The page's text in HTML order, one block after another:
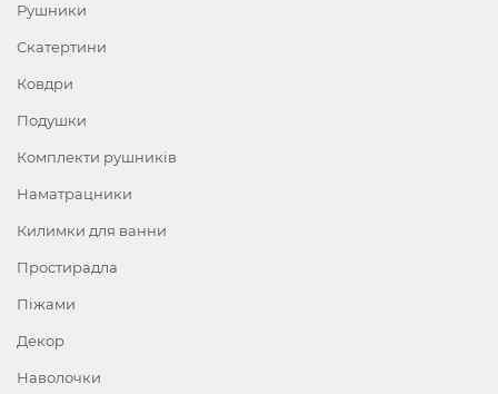
Рушники
Скатертини
Ковдри
Подушки
Комплекти рушників
Наматрацники
Килимки для ванни
Простирадла
Піжами
Декор
Наволочки